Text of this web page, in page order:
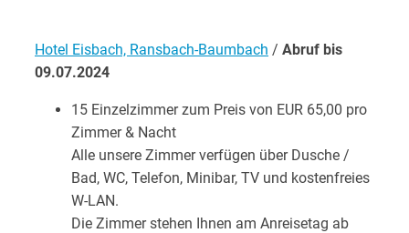
Hotel Eisbach, Ransbach-Baumbach / Abruf bis
09.07.2024
15 Einzelzimmer zum Preis von EUR 65,00 pro
Zimmer & Nacht
Alle unsere Zimmer verfügen über Dusche /
Bad, WC, Telefon, Minibar, TV und kostenfreies
W-LAN.
Die Zimmer stehen Ihnen am Anreisetag ab